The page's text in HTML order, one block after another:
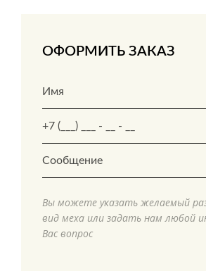
ОФОРМИТЬ ЗАКАЗ
Вы можете указать желаемый
вид меха или задать нам любой
Вас вопрос